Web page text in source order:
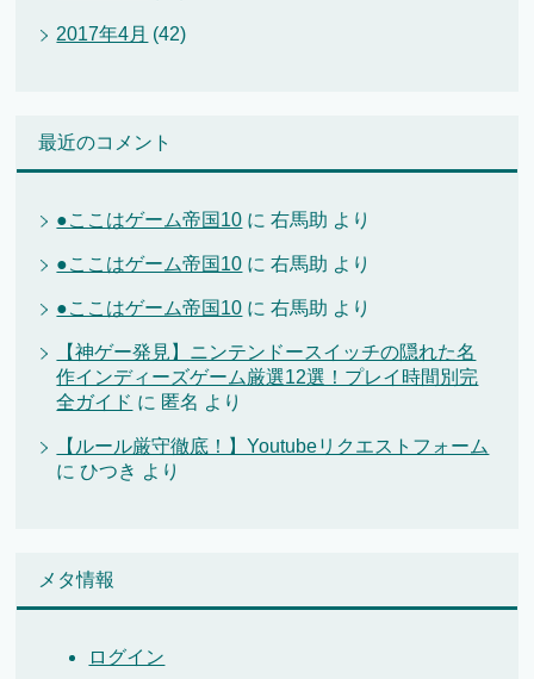
2017年4月 (42)
最近のコメント
●ここはゲーム帝国10 に右馬助 より
●ここはゲーム帝国10 に右馬助 より
●ここはゲーム帝国10 に右馬助 より
【神ゲー発見】ニンテンドースイッチの隠れた名
作インディーズゲーム厳選12選！プレイ時間別完
全ガイド に 匿名 より
【ルール厳守徹底！】Youtubeリクエストフォーム
にひつき より
メタ情報
ログイン